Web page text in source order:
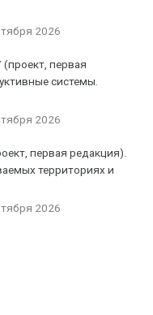
2026
первая
системы.
2026
первая редакция).
территориях и
2026